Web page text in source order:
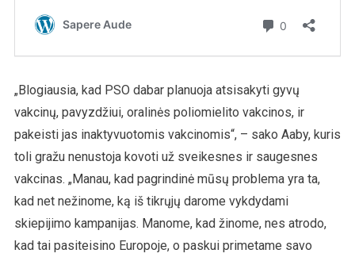
„Blogiausia, kad PSO dabar planuoja atsisakyti gyvų
vakcinų, pavyzdžiui, oralinės poliomielito vakcinos, ir
pakeisti jas inaktyvuotomis vakcinomis“, – sako Aaby, kuris
toli gražu nenustoja kovoti už sveikesnes ir saugesnes
vakcinas. „Manau, kad pagrindinė mūsų problema yra ta,
kad net nežinome, ką iš tikrųjų darome vykdydami
skiepijimo kampanijas. Manome, kad žinome, nes atrodo,
kad tai pasiteisino Europoje, o paskui primetame savo